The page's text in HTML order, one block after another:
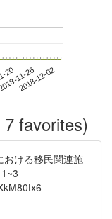
2011-26
2018-12-02
favorites)
おける移民関連施